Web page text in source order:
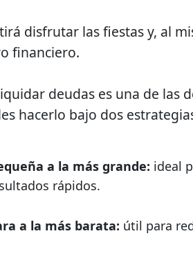
disfrutar las fiestas y, al
financiero.
deudas es una de las
hacerlo bajo dos
a la más grande: ideal
rápidos.
a la más barata: útil para